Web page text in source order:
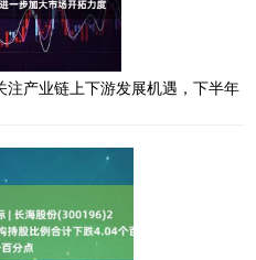
产业链上下游发展机遇，下半年